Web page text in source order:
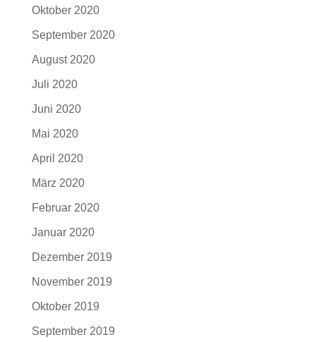
Oktober 2020
September 2020
August 2020
Juli 2020
Juni 2020
Mai 2020
April 2020
März 2020
Februar 2020
Januar 2020
Dezember 2019
November 2019
Oktober 2019
September 2019